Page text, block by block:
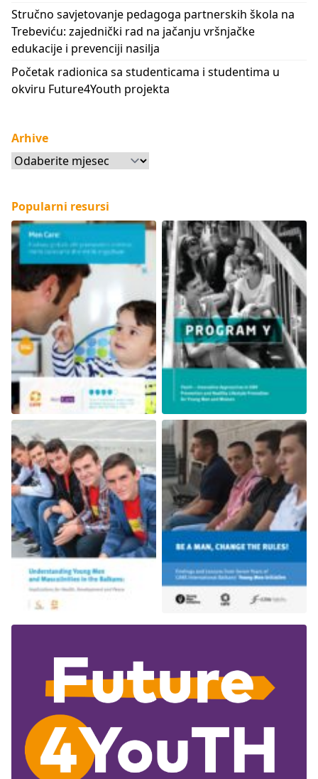
Stručno savjetovanje pedagoga partnerskih škola na
Trebeviću: zajednički rad na jačanju vršnjačke
edukacije i prevenciji nasilja
Početak radionica sa studenticama i studentima u
okviru Future4Youth projekta
Arhive
Arhive
Popularni resursi